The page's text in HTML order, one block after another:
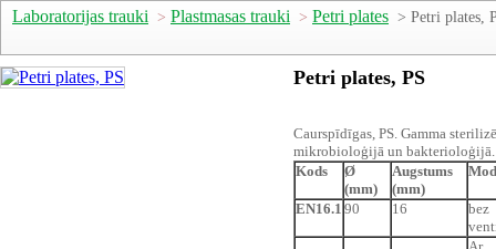
Laboratorijas trauki > Plastmasas trauki > Petri plates > Petri plates,
Petri plates, PS
Caurspīdīgas, PS. Gamma
mikrobioloģijā un bakterioloģijā.
Kods
Ø
(mm)
Augstums
(mm)
EN16.1 90 16
bez